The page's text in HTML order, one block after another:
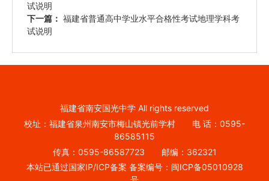
试说明
下一篇： 福建省普通高中学业水平合格性考试地理学科考
试说明
福建省南安国光中学 All rights reserved
校址：福建省泉州南安市梅山镇光前学村 电 话：0595-
86585115
传真：0595-86587723 邮编：362321
本站已通过国家IP/ICP备案 备案编号：闽ICP备05010928